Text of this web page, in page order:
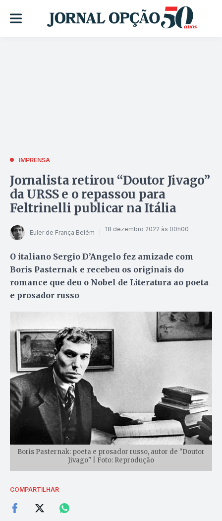
IMPRENSA
Jornalista retirou “Doutor Jivago”
da URSS e o repassou para
Feltrinelli publicar na Itália
Euler de França Belém 18 dezembro 2022 às 00h00
O italiano Sergio D’Angelo fez amizade com
Boris Pasternak e recebeu os originais do
romance que deu o Nobel de Literatura ao poeta
e prosador russo
Boris Pasternak: poeta e prosador russo, autor de "Doutor
Jivago" | Foto: Reprodução
COMPARTILHAR